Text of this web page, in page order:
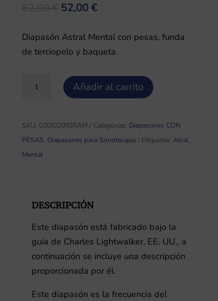
El
original
era:
52,00 €El
actual
es:
Diapasón Astral Mental con pesas, funda
de terciopelo y baqueta.
cantidad
Añadir al carrito
SKU: 02DI020035AM Categorías: Diapasones CON
PESAS, Diapasones para Sonoterapia Etiquetas: Atral,
Mental
DESCRIPCIÓN
Este diapasón está fabricado bajo la
guía de Charles Lightwalker, EE. UU., a
continuación se incluye una descripción
proporcionada por él.
Este diapasón es la frecuencia del